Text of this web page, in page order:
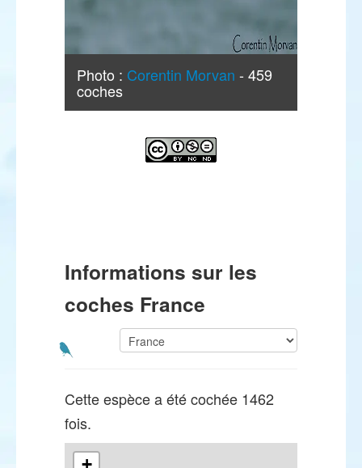
Photo : Corentin Morvan - 459
coches
Informations sur les
coches France
Cette espèce a été cochée 1462
fois.